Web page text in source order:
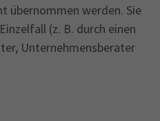
‎übernommen werden. Sie
(z. B. durch einen
Unternehmensberater